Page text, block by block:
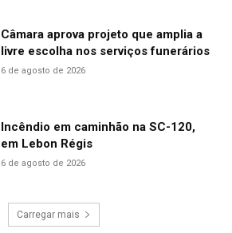
Câmara aprova projeto que amplia a
livre escolha nos serviços funerários
6 de agosto de 2026
Incêndio em caminhão na SC-120,
em Lebon Régis
6 de agosto de 2026
Carregar mais